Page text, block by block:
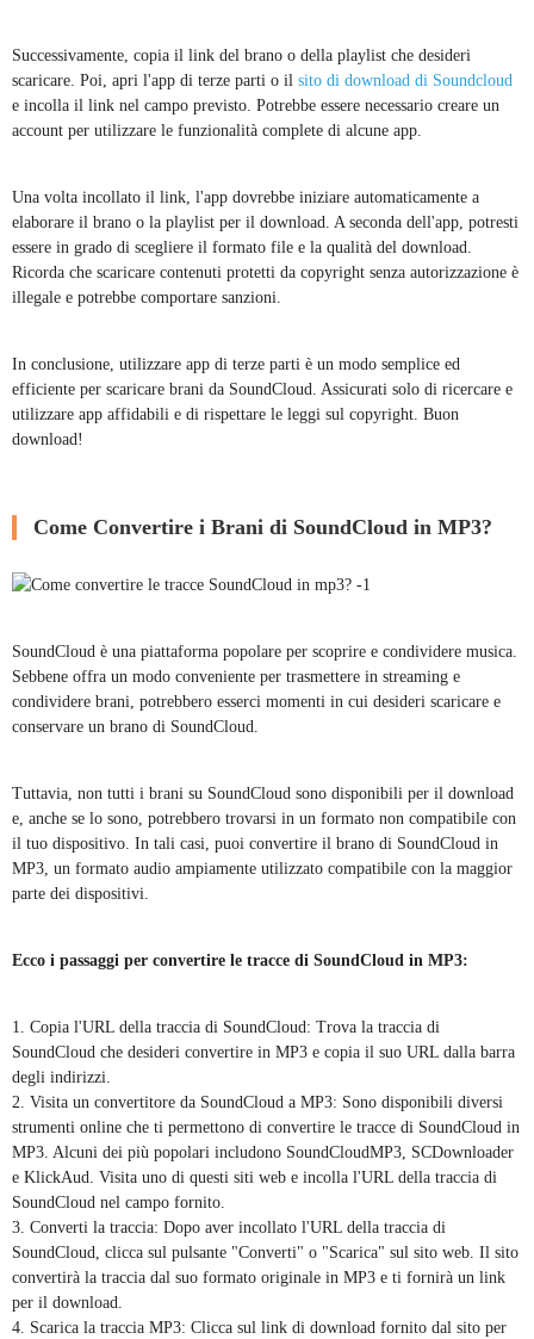
Successivamente, copia il link del brano o della playlist che desideri
scaricare. Poi, apri l'app di terze parti o il sito di download di Soundcloud
e incolla il link nel campo previsto. Potrebbe essere necessario creare un
account per utilizzare le funzionalità complete di alcune app.
Una volta incollato il link, l'app dovrebbe iniziare automaticamente a
elaborare il brano o la playlist per il download. A seconda dell'app, potresti
essere in grado di scegliere il formato file e la qualità del download.
Ricorda che scaricare contenuti protetti da copyright senza autorizzazione è
illegale e potrebbe comportare sanzioni.
In conclusione, utilizzare app di terze parti è un modo semplice ed
efficiente per scaricare brani da SoundCloud. Assicurati solo di ricercare e
utilizzare app affidabili e di rispettare le leggi sul copyright. Buon
download!
Come Convertire i Brani di SoundCloud in MP3?
SoundCloud è una piattaforma popolare per scoprire e condividere musica.
Sebbene offra un modo conveniente per trasmettere in streaming e
condividere brani, potrebbero esserci momenti in cui desideri scaricare e
conservare un brano di SoundCloud.
Tuttavia, non tutti i brani su SoundCloud sono disponibili per il download
e, anche se lo sono, potrebbero trovarsi in un formato non compatibile con
il tuo dispositivo. In tali casi, puoi convertire il brano di SoundCloud in
MP3, un formato audio ampiamente utilizzato compatibile con la maggior
parte dei dispositivi.
Ecco i passaggi per convertire le tracce di SoundCloud in MP3:
1. Copia l'URL della traccia di SoundCloud: Trova la traccia di
SoundCloud che desideri convertire in MP3 e copia il suo URL dalla barra
degli indirizzi.
2. Visita un convertitore da SoundCloud a MP3: Sono disponibili diversi
strumenti online che ti permettono di convertire le tracce di SoundCloud in
MP3. Alcuni dei più popolari includono SoundCloudMP3, SCDownloader
e KlickAud. Visita uno di questi siti web e incolla l'URL della traccia di
SoundCloud nel campo fornito.
3. Converti la traccia: Dopo aver incollato l'URL della traccia di
SoundCloud, clicca sul pulsante "Converti" o "Scarica" sul sito web. Il sito
convertirà la traccia dal suo formato originale in MP3 e ti fornirà un link
per il download.
4. Scarica la traccia MP3: Clicca sul link di download fornito dal sito per